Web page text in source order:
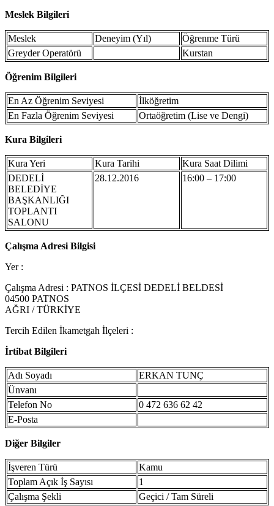
Meslek Bilgileri
Meslek Deneyim (Yıl)
Öğrenme Türü
Greyder Operatörü
Kurstan
Öğrenim Bilgileri
En Az Öğrenim Seviyesi
İlköğretim
En Fazla Öğrenim Seviyesi
Ortaöğretim (Lise ve Dengi)
Kura Bilgileri
Kura Yeri Kura Tarihi
Kura Saat Dilimi
DEDELİ
BELEDİYE
BAŞKANLIĞI
TOPLANTI
SALONU
28.12.2016 16:00 – 17:00
Çalışma Adresi Bilgisi
Yer :
Çalışma Adresi : PATNOS İLÇESİ DEDELİ BELDESİ
04500 PATNOS
AĞRI / TÜRKİYE
Tercih Edilen İkametgah İlçeleri :
İrtibat Bilgileri
Adı Soyadı
ERKAN TUNÇ
Ünvanı
Telefon No
0 472 636 62 42
E-Posta
Diğer Bilgiler
İşveren Türü
Kamu
Toplam Açık İş Sayısı
1
Çalışma Şekli
Geçici / Tam Süreli